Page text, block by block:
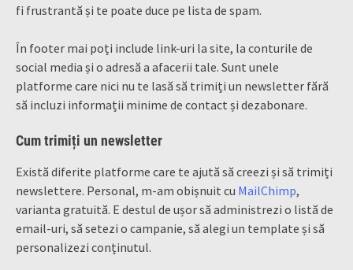
fi frustrantă și te poate duce pe lista de spam.
În footer mai poți include link-uri la site, la conturile de
social media și o adresă a afacerii tale. Sunt unele
platforme care nici nu te lasă să trimiți un newsletter fără
să incluzi informații minime de contact și dezabonare.
Cum trimiți un newsletter
Există diferite platforme care te ajută să creezi și să trimiți
newslettere. Personal, m-am obișnuit cu MailChimp,
varianta gratuită. E destul de ușor să administrezi o listă de
email-uri, să setezi o campanie, să alegi un template și să
personalizezi conținutul.